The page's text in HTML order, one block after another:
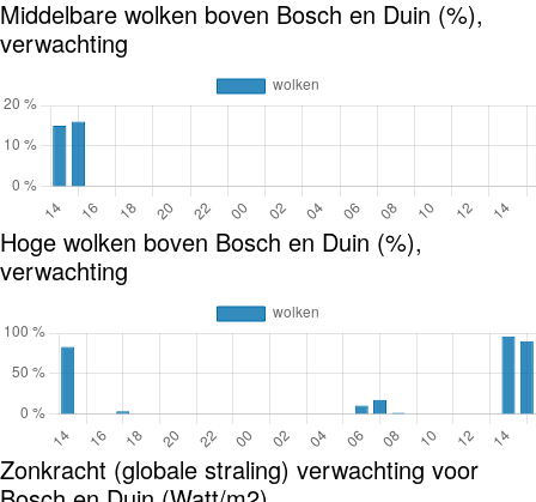
Middelbare wolken boven Bosch en Duin (%),
verwachting
Hoge wolken boven Bosch en Duin (%),
verwachting
Zonkracht (globale straling) verwachting voor